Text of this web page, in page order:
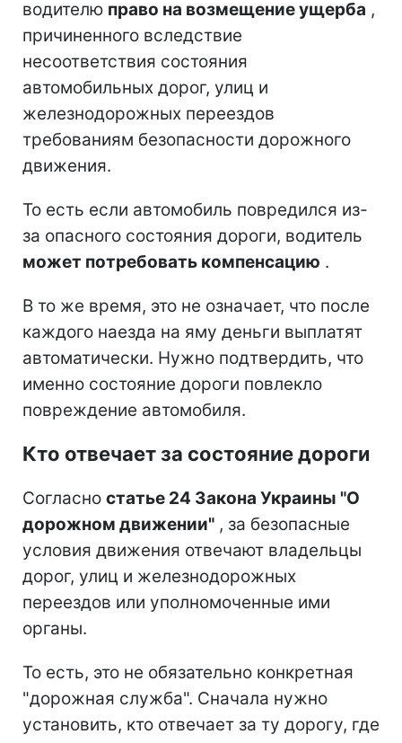
водителю право на возмещение ущерба ,
причиненного вследствие
несоответствия состояния
автомобильных дорог, улиц и
железнодорожных переездов
требованиям безопасности дорожного
движения.
То есть если автомобиль повредился из-
за опасного состояния дороги, водитель
может потребовать компенсацию .
В то же время, это не означает, что после
каждого наезда на яму деньги выплатят
автоматически. Нужно подтвердить, что
именно состояние дороги повлекло
повреждение автомобиля.
Кто отвечает за состояние дороги
Согласно статье 24 Закона Украины "О
дорожном движении" , за безопасные
условия движения отвечают владельцы
дорог, улиц и железнодорожных
переездов или уполномоченные ими
органы.
То есть, это не обязательно конкретная
"дорожная служба". Сначала нужно
установить, кто отвечает за ту дорогу, где